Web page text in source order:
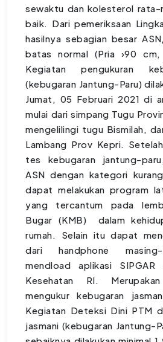
sewaktu dan kolesterol rata-
baik. Dari pemeriksaan
hasilnya sebagian besar
batas normal (Pria ›90
Kegiatan pengukuran
(kebugaran Jantung-Paru)
Jumat, 05 Februari 2021 di
mulai dari simpang Tugu
mengelilingi tugu Bismilah,
Lambang Prov Kepri.
tes kebugaran jantung-
ASN dengan kategori
dapat melakukan program
yang tercantum pada
Bugar (KMB) dalam
rumah. Selain itu dapat
dari handphone
mendload aplikasi SIPGAR
Kesehatan RI.
mengukur kebugaran
Kegiatan Deteksi Dini PTM
jasmani (kebugaran Jantung-